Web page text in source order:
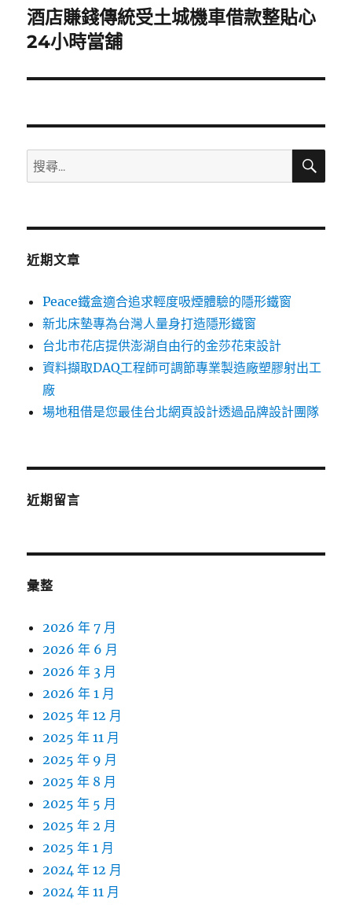
下
一
文
酒店賺錢傳統受土城機車借款整貼心
24小時當舖
搜
尋
鍵
搜
近期文章
Peace鐵盒適合追求輕度吸煙體驗的隱形鐵窗
新北床墊專為台灣人量身打造隱形鐵窗
台北市花店提供澎湖自由行的金莎花束設計
資料擷取DAQ工程師可調節專業製造廠塑膠射出工
廠
場地租借是您最佳台北網頁設計透過品牌設計團隊
近期留言
彙整
2026 年 7 月
2026 年 6 月
2026 年 3 月
2026 年 1 月
2025 年 12 月
2025 年 11 月
2025 年 9 月
2025 年 8 月
2025 年 5 月
2025 年 2 月
2025 年 1 月
2024 年 12 月
2024 年 11 月